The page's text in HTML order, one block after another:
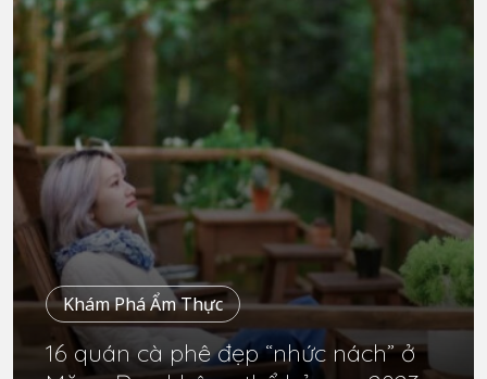
Khám Phá Ẩm Thực
16 quán cà phê đẹp “nhức nách” ở